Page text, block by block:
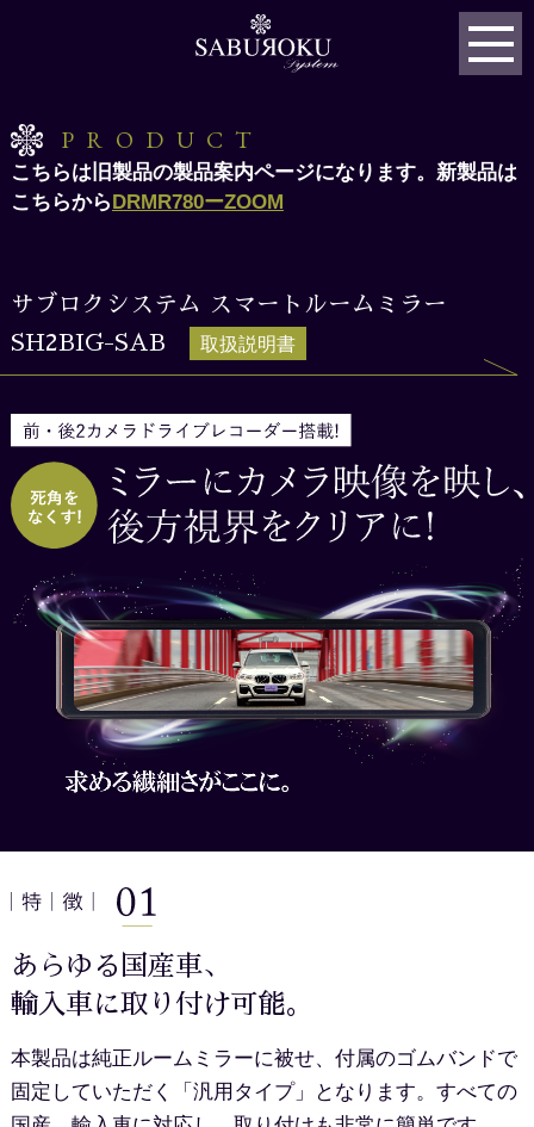
PRODUCT
こちらは旧製品の製品案内ページになります。新製品は
こちらからDRMR780ーZOOM
サブロクシステム スマートルームミラー
SH2BIG-SAB
取扱説明書
あらゆる国産車、
輸入車に取り付け可能。
本製品は純正ルームミラーに被せ、付属のゴムバンドで
固定していただく「汎用タイプ」となります。すべての